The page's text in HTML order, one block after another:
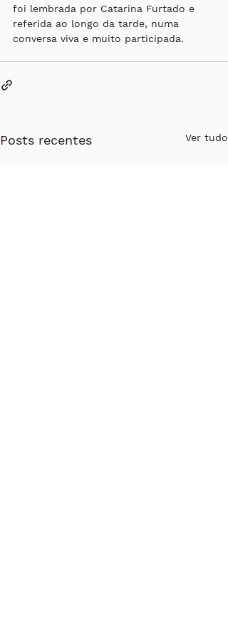
foi lembrada por Catarina Furtado e
referida ao longo da tarde, numa
conversa viva e muito participada.
Posts recentes Ver tudo